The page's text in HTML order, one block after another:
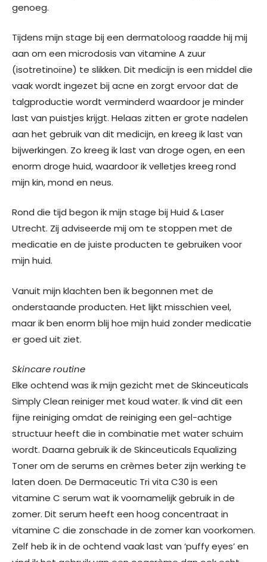
genoeg.
Tijdens mijn stage bij een dermatoloog raadde hij mij
aan om een microdosis van vitamine A zuur
(isotretinoïne) te slikken. Dit medicijn is een middel die
vaak wordt ingezet bij acne en zorgt ervoor dat de
talgproductie wordt verminderd waardoor je minder
last van puistjes krijgt. Helaas zitten er grote nadelen
aan het gebruik van dit medicijn, en kreeg ik last van
bijwerkingen. Zo kreeg ik last van droge ogen, en een
enorm droge huid, waardoor ik velletjes kreeg rond
mijn kin, mond en neus.
Rond die tijd begon ik mijn stage bij Huid & Laser
Utrecht. Zij adviseerde mij om te stoppen met de
medicatie en de juiste producten te gebruiken voor
mijn huid.
Vanuit mijn klachten ben ik begonnen met de
onderstaande producten. Het lijkt misschien veel,
maar ik ben enorm blij hoe mijn huid zonder medicatie
er goed uit ziet.
Skincare routine
Elke ochtend was ik mijn gezicht met de Skinceuticals
Simply Clean reiniger met koud water. Ik vind dit een
fijne reiniging omdat de reiniging een gel-achtige
structuur heeft die in combinatie met water schuim
wordt. Daarna gebruik ik de Skinceuticals Equalizing
Toner om de serums en crèmes beter zijn werking te
laten doen. De Dermaceutic Tri vita C30 is een
vitamine C serum wat ik voornamelijk gebruik in de
zomer. Dit serum heeft een hoog concentraat in
vitamine C die zonschade in de zomer kan voorkomen.
Zelf heb ik in de ochtend vaak last van ‘puffy eyes’ en